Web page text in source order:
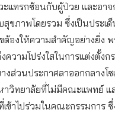
ะแทรกซ้อนกับผู้ป่วย และอาจ
ขภาพโดยรวม ซึ่งเป็นประเ
ต้องให้ความสำคัญอย่างยิ่ง
ความโปร่งใสในการแต่งตั้งก
งส่วนประกาศลาออกกลางโซ
าวิทยาลัยที่ไม่มีคณะแพทย์ แ
ข้าไปร่วมในคณะกรรมการ ซึ่